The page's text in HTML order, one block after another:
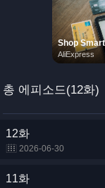
총 에피소드(12화)
12화
2026-06-30
11화